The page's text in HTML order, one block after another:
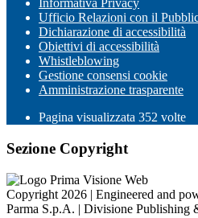
Informativa Privacy
Ufficio Relazioni con il
Dichiarazione di accessibilità
Obiettivi di accessibilità
Whistleblowing
Gestione consensi cookie
Amministrazione trasparente
Pagina visualizzata 352 volte
Sezione Copyright
Copyright 2026 | Engineered and
Parma S.p.A. | Divisione Publishing